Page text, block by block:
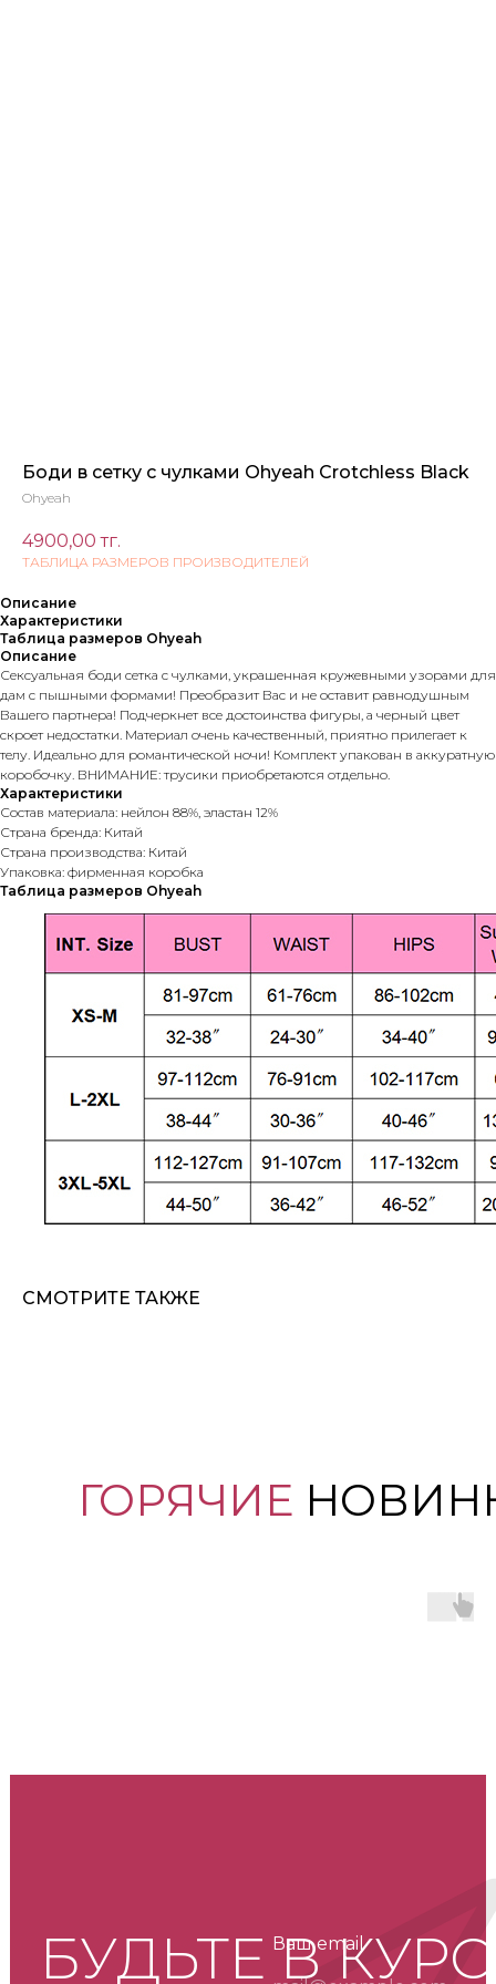
Боди в сетку с чулками Ohyeah Crotchless Black
Ohyeah
4900,00 тг.
ТАБЛИЦА РАЗМЕРОВ ПРОИЗВОДИТЕЛЕЙ
Описание
Характеристики
Таблица размеров Ohyeah
Описание
Сексуальная боди сетка с чулками, украшенная кружевными узорами для
дам с пышными формами! Преобразит Вас и не оставит равнодушным
Вашего партнера! Подчеркнет все достоинства фигуры, а черный цвет
скроет недостатки. Материал очень качественный, приятно прилегает к
телу. Идеально для романтической ночи! Комплект упакован в аккуратную
коробочку. ВНИМАНИЕ: трусики приобретаются отдельно.
Характеристики
Состав материала: нейлон 88%, эластан 12%
Страна бренда: Китай
Страна производства: Китай
Упаковка: фирменная коробка
Таблица размеров Ohyeah
СМОТРИТЕ ТАКЖЕ
ГОРЯЧИЕ
БУДЬТЕ В
Ваш email